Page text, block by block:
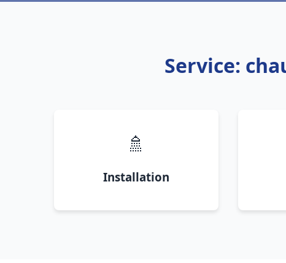
Service:
🚿
Installation